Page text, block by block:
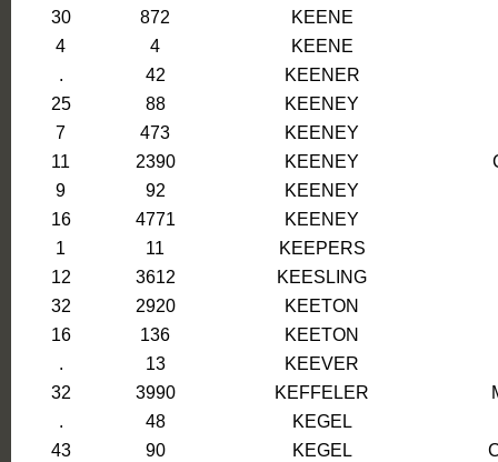
30
872
KEENE
4
4
KEENE
.
42
KEENER
25
88
KEENEY
7
473
KEENEY
11
2390 KEENEY
9
92
KEENEY
16
4771
KEENEY
1
11
KEEPERS
12
3612
KEESLING
32
2920
KEETON
16
136
KEETON
.
13
KEEVER
32
3990 KEFFELER
.
48
KEGEL
43
90 KEGEL